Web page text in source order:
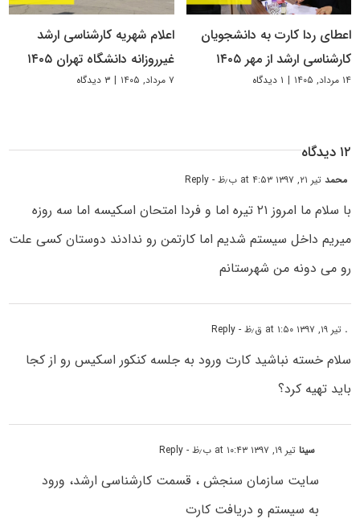
اعطای ردا کارت به دانشجویان
کارشناسی ارشد از مهر ۱۴۰۵
۱۴ مرداد, ۱۴۰۵ | ۱ دیدگاه
اعلام شهریه کارشناسی ارشد
غیرروزانه دانشگاه تهران ۱۴۰۵
۷ مرداد, ۱۴۰۵ | ۳ دیدگاه
۱۲ دیدگاه
محمدتیر ۲۱, ۱۳۹۷ at ۴:۵۳ ب٫ظ - Reply
با سلام ما امروز ۲۱ تیره اما و فردا امتحان اسکیسه اما سه روزه
میریم داخل سیستم شدیم اما کارتمن رو ندادند دوستان کسی علت
رو می دونه من شهرستانم
. تیر ۱۹, ۱۳۹۷ at ۱:۵۰ ق٫ظ - Reply
سلام خسته نباشید کارت ورود به جلسه کنکور اسکیس رو از کجا
باید تهیه کرد؟
سیناتیر ۱۹, ۱۳۹۷ at ۱۰:۴۳ ب٫ظ - Reply
سایت سازمان سنجش ، قسمت کارشناسی ارشد، ورود
به سیستم و دریافت کارت